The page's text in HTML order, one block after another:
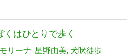
くはひとりで歩く
リーナ 星野由美 犬吠徒歩